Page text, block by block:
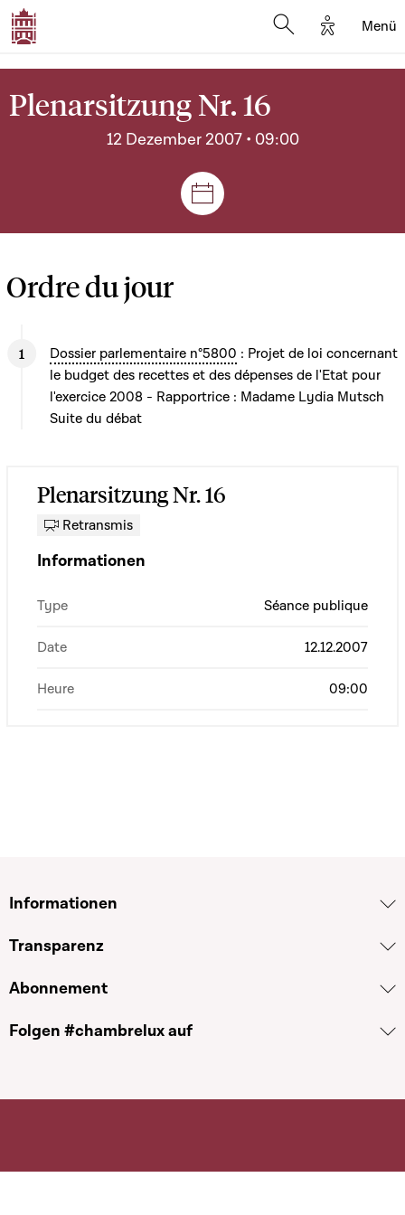
Options
Menü
Plenarsitzung Nr. 16
12 Dezember 2007 • 09:00
Plenar- und
Ordre du jour
Dossier parlementaire n°5800 : Projet de loi concernant
le budget des recettes et des dépenses de l'Etat pour
l'exercice 2008 - Rapportrice : Madame Lydia Mutsch
Suite du débat
Plenarsitzung Nr. 16
Retransmis
Informationen
Type Séance publique
Date 12.12.2007
Heure 09:00
Informationen
Transparenz
Abonnement
Folgen #chambrelux auf